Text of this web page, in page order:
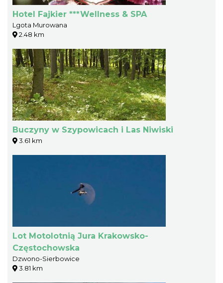
Hotel Fajkier ***Wellness & SPA
Lgota Murowana
2.48 km
Buczyny w Szypowicach i Las Niwiski
3.61 km
Lot Motolotnią Jura Krakowsko-
Częstochowska
Dzwono-Sierbowice
3.81 km